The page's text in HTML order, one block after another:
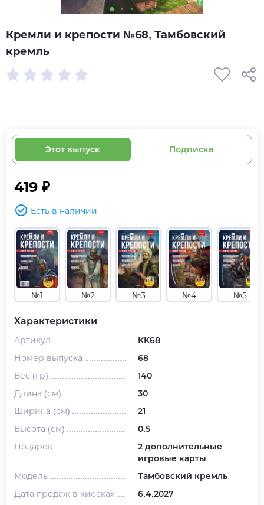
Кремли и крепости №68, Тамбовский
кремль
Этот выпуск Подписка
419 ₽
Есть в наличии
№1 №2 №3 №4 №5
Характеристики
Артикул
KK68
Номер выпуска
68
Вес (гр)
140
Длина (см)
30
Ширина (см)
21
Высота (см)
0.5
Подарок
2 дополнительные
игровые карты
Модель
Тамбовский кремль
Дата продаж в киосках
6.4.2027